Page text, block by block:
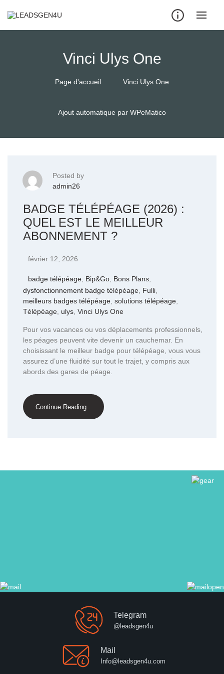
Vinci Ulys One
Page d'accueil Vinci Ulys One
Ajout automatique par WPeMatico
Posted by
admin26
BADGE TÉLÉPÉAGE (2026) :
QUEL EST LE MEILLEUR
ABONNEMENT ?
février 12, 2026
badge télépéage Bip&Go Bons Plans
dysfonctionnement badge télépéage Fulli
meilleurs badges télépéage solutions télépéage
Télépéage ulys Vinci Ulys One
Pour vos vacances ou vos déplacements professionnels,
les péages peuvent vite devenir un cauchemar. En
choisissant le meilleur badge pour télépéage, vous vous
assurez d’une fluidité sur tout le trajet, y compris aux
abords des gares de péage.
Continue Reading
Telegram
@leadsgen4u
Mail
Info@leadsgen4u.com